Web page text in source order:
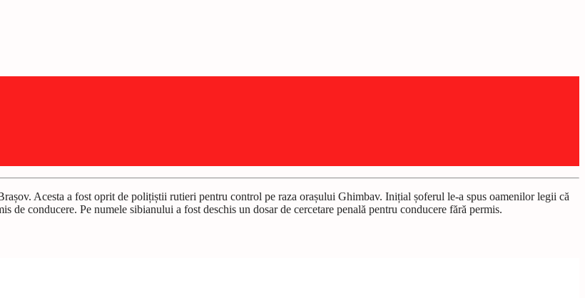
șov. Acesta a fost oprit de polițiștii rutieri pentru control pe raza orașului Ghimbav. Inițial șoferul le-a spus oamenilor legii că
de conducere. Pe numele sibianului a fost deschis un dosar de cercetare penală pentru conducere fără permis.